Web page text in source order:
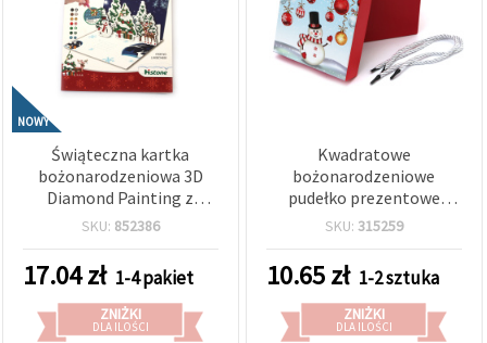
NOWY
Świąteczna kartka
bożonarodzeniowa 3D
Diamond Painting z
Mikołajem i bałwankami
życzenia i kreatywny
prezent LHKBC14646
SKU: 852386
17.04zł 1-4 pakiet
ZNIŻKI
DLA ILOŚCI
Kwadratowe
bożonarodzeniowe
pudełko prezentowe
13×13×12,8 cm, czerwone
SKU: 315259
10.65zł 1-2 sztuka
ZNIŻKI
DLA ILOŚCI